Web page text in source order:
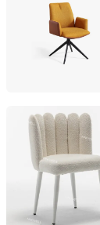
Guangdong,
Hangzhou
Zhejiang,